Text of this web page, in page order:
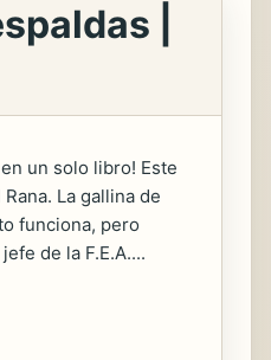
|
un solo libro! Este
La gallina de
funciona, pero
de la F.E.A....